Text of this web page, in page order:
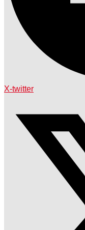
X-twitter